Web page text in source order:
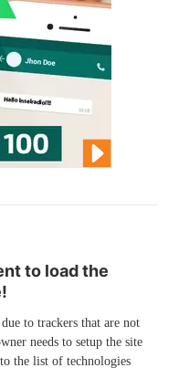
to load the
to trackers that are not
needs to setup the site
the list of technologies